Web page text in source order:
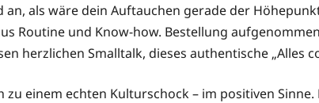
als wäre dein Auftauchen gerade der
Routine und Know-how. Bestellung
herzlichen Smalltalk, dieses authentische „Alles
einem echten Kulturschock – im positiven